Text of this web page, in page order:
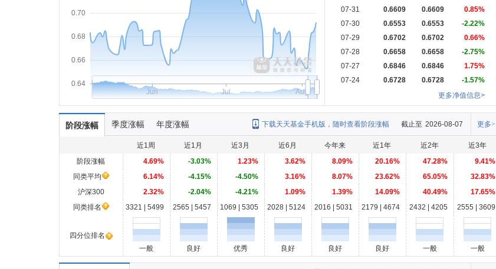
0.64
0.66
0.68
0.70
Jun Jul Aug
07-31
0.6609 0.6609
0.85%
07-30
0.6553 0.6553
-2.22%
07-29
0.6702 0.6702
0.66%
07-28
0.6658 0.6658
-2.75%
07-27
0.6846 0.6846
1.75%
07-24
0.6728 0.6728
-1.57%
更多净值信息>
阶段涨幅 季度涨幅 年度涨幅 更多>
截止至 2026-08-07
下载天天基金手机版，随时查看阶段涨幅
近1周 近1月 近3月 近6月 今年来 近1年 近2年
近3年
阶段涨幅
4.69% -3.03% 1.23% 3.62% 8.09% 20.16% 47.28%
9.41%
同类平均
6.14% -4.15% -4.50% 3.16% 8.07% 23.62% 65.05%
32.83%
沪深300
2.32% -2.04% -4.21% 1.09% 1.39% 14.09% 40.49%
17.65%
同类排名
3321 | 5499 2565 | 5457 1069 | 5305 2028 | 5124 2016 | 5031 2179 | 4674 2432 | 4205 2555 | 3609
四分位排名
一般
良好 优秀 良好 良好 良好 一般 一般